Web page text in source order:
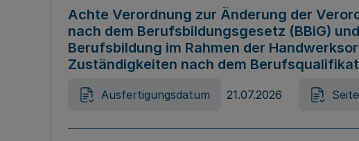
Achte Verordnung zur Änderung der
nach dem Berufsbildungsgesetz (BBiG)
Berufsbildung im Rahmen der
Zuständigkeiten nach dem
Ausfertigungsdatum 21.07.2026 Seite